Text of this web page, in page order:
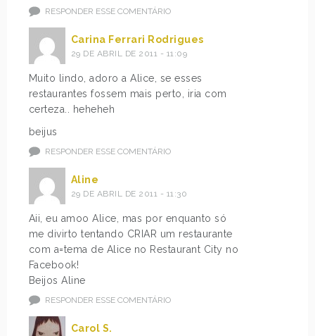
RESPONDER ESSE COMENTÁRIO
Carina Ferrari Rodrigues
29 DE ABRIL DE 2011 - 11:09
Muito lindo, adoro a Alice, se esses
restaurantes fossem mais perto, iria com
certeza.. heheheh
beijus
RESPONDER ESSE COMENTÁRIO
Aline
29 DE ABRIL DE 2011 - 11:30
Aii, eu amoo Alice, mas por enquanto só
me divirto tentando CRIAR um restaurante
com a=tema de Alice no Restaurant City no
Facebook!
Beijos Aline
RESPONDER ESSE COMENTÁRIO
Carol S.